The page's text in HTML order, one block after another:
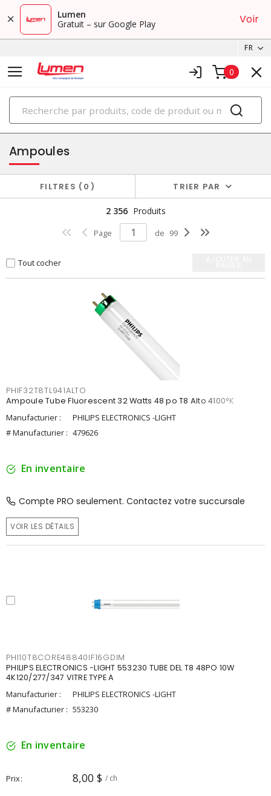
Lumen
Gratuit – sur Google Play
Voir
FR
0
PRODUITS
éclairage
Ampoules
FILTRES 0 TRIER PAR
2 356 Produits
Page de 99
Tout cocher
PHIF32T8TL941ALTO
Ampoule Tube Fluorescent 32 Watts 48 po T8 Alto 4100°K
Manufacturier :
PHILIPS ELECTRONICS -LIGHT
# Manufacturier : 479626
En inventaire
Compte PRO seulement. Contactez votre succursale
VOIR LES DÉTAILS
PHI10T8CORE48840IF16GDIM
PHILIPS ELECTRONICS -LIGHT 553230 TUBE DEL T8 48PO 10W
4K120/277/347 VITRE TYPE A
Manufacturier :
PHILIPS ELECTRONICS -LIGHT
# Manufacturier : 553230
En inventaire
Prix 8,00 $ / ch